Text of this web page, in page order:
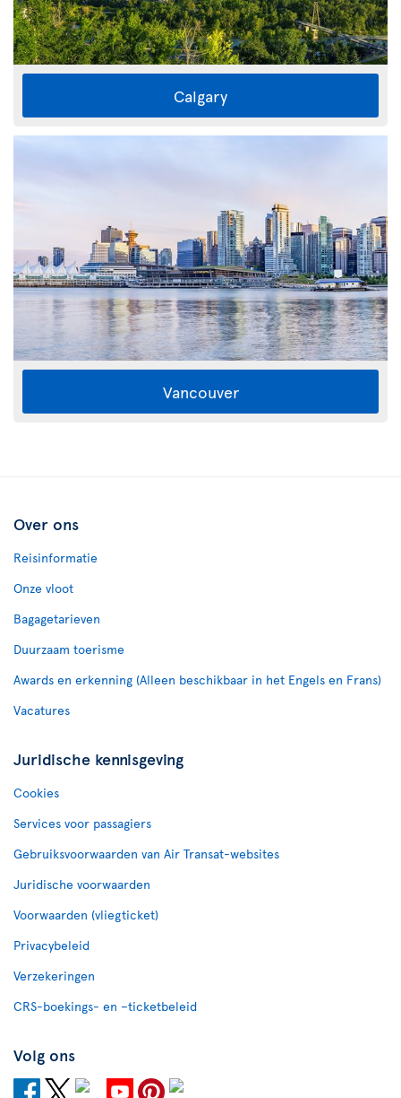
Calgary
Vancouver
Over ons
Reisinformatie
Onze vloot
Bagagetarieven
Duurzaam toerisme
Awards en erkenning (Alleen beschikbaar in het Engels en Frans)
Vacatures
Juridische kennisgeving
Cookies
Services voor passagiers
Gebruiksvoorwaarden van Air Transat-websites
Juridische voorwaarden
Voorwaarden (vliegticket)
Privacybeleid
Verzekeringen
CRS-boekings- en –ticketbeleid
Volg ons